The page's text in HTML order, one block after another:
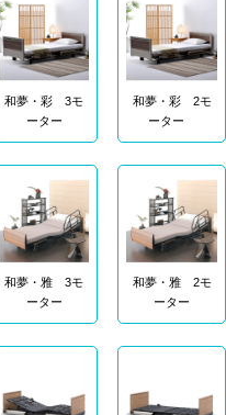
和夢・彩 3モ
ーター
和夢・彩 2モ
ーター
和夢・雅 3モ
ーター
和夢・雅 2モ
ーター